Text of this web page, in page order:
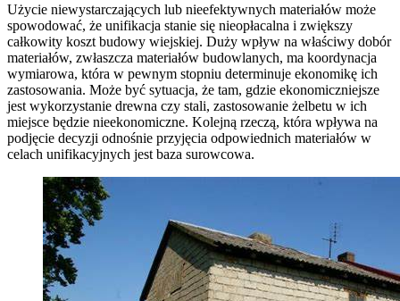
Użycie niewystarczających lub nieefektywnych materiałów może
spowodować, że unifikacja stanie się nieopłacalna i zwiększy
całkowity koszt budowy wiejskiej. Duży wpływ na właściwy dobór
materiałów, zwłaszcza materiałów budowlanych, ma koordynacja
wymiarowa, która w pewnym stopniu determinuje ekonomikę ich
zastosowania. Może być sytuacja, że tam, gdzie ekonomiczniejsze
jest wykorzystanie drewna czy stali, zastosowanie żelbetu w ich
miejsce będzie nieekonomiczne. Kolejną rzeczą, która wpływa na
podjęcie decyzji odnośnie przyjęcia odpowiednich materiałów w
celach unifikacyjnych jest baza surowcowa.